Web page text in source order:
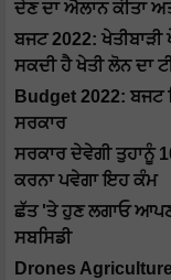
ਦੇਣ ਦਾ ਐਲਾਨ ਕੀਤਾ
ਬਜਟ 2022:
ਸਕਦੀ ਹੈ ਖੇਤੀ ਲੋਨ ਦਾ
Budget 2022: ਬਜਟ
ਸਰਕਾਰ
ਸਰਕਾਰ ਦੇਵੇਗੀ ਤੁਹਾਨੂੰ
ਕਰਨਾ ਪਵੇਗਾ ਇਹ ਕੰਮ
ਛੱਤ 'ਤੇ ਹੁਣ ਲਗਾਓ
ਸਬਸਿਡੀ
Drones